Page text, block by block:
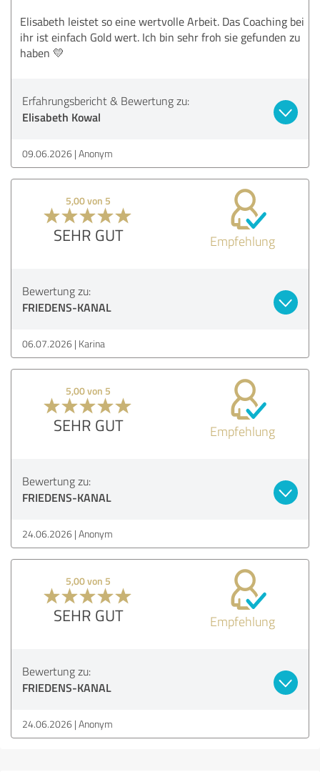
Elisabeth leistet so eine wertvolle Arbeit. Das Coaching bei
ihr ist einfach Gold wert. Ich bin sehr froh sie gefunden zu
haben 💛
Erfahrungsbericht & Bewertung zu:
Elisabeth Kowal
09.06.2026 Anonym
5,00 von 5
SEHR GUT Empfehlung
Bewertung zu:
FRIEDENS-KANAL
06.07.2026 Karina
5,00 von 5
SEHR GUT Empfehlung
Bewertung zu:
FRIEDENS-KANAL
24.06.2026 Anonym
5,00 von 5
SEHR GUT Empfehlung
Bewertung zu:
FRIEDENS-KANAL
24.06.2026 Anonym